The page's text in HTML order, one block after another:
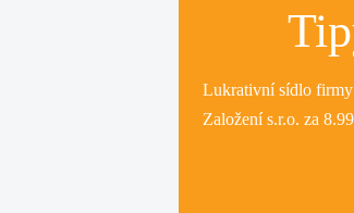
Lukrativnísídlo firmy
Založení s.r.o. za